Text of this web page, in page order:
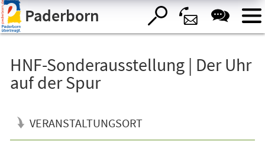
Assistenzsoftware
öffnen.Paderborn
HNF-Sonderausstellung | Der Uhr
auf der Spur
VERANSTALTUNGSORT